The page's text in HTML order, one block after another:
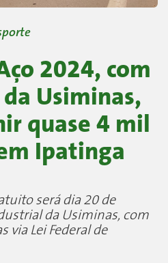
2024, com
Usiminas,
quase 4 mil
Ipatinga
será dia 20 de
da Usiminas, com
via Lei Federal de